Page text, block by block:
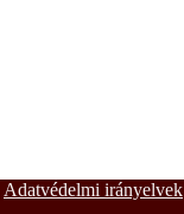
Adatvédelmi irányelvek